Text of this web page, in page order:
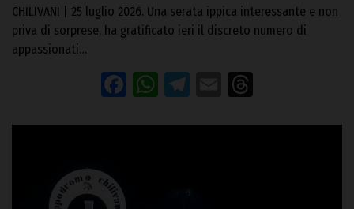
CHILIVANI | 25 luglio 2026. Una serata ippica interessante e non
priva di sorprese, ha gratificato ieri il discreto numero di
appassionati…
Facebook
WhatsApp
Telegram
Email